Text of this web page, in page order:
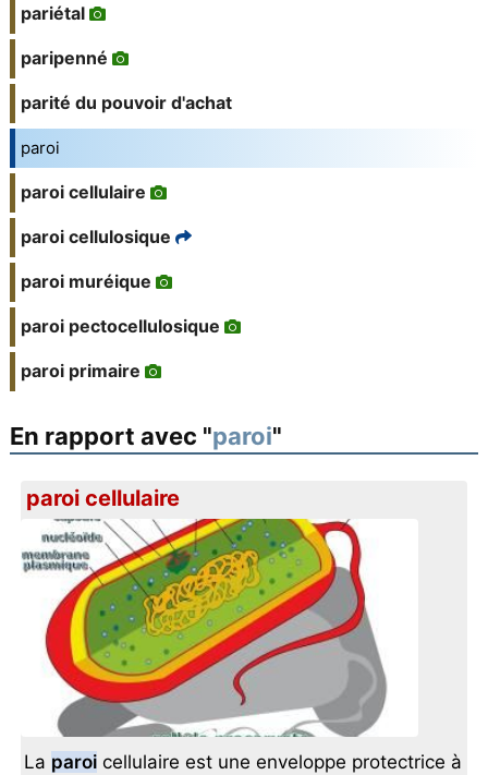
pariétal
paripenné
parité du pouvoir d'achat
paroi
paroi cellulaire
paroi cellulosique
paroi muréique
paroi pectocellulosique
paroi primaire
En rapport avec "paroi"
paroi cellulaire
La paroi cellulaire est une enveloppe protectrice à